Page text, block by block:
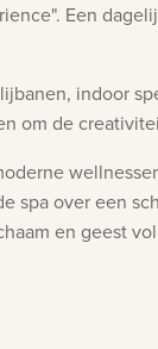
Een
indoor
om de
spa over een
en geest